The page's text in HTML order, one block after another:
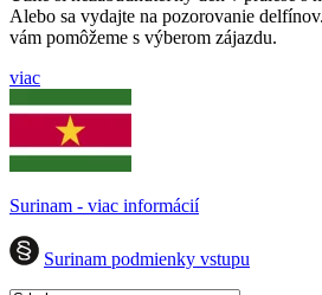
Alebo sa vydajte na pozorovanie
vám pomôžeme s výberom zájazdu.
viac
Surinam - viac informácií
Surinam podmienky vstupu